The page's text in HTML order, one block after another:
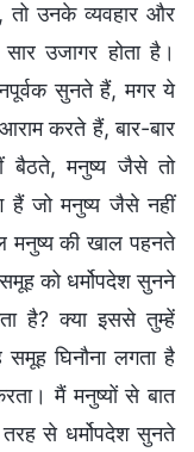
तो उनके व्यवहार और
उजागर होता है।
सुनते हैं, मगर ये
करते हैं, बार-बार
बैठते, मनुष्य जैसे तो
हैं जो मनुष्य जैसे नहीं
मनुष्य की खाल पहनते
को धर्मोपदेश सुनने
है? क्या इससे तुम्हें
घिनौना लगता है
मैं मनुष्यों से बात
से धर्मोपदेश सुनते